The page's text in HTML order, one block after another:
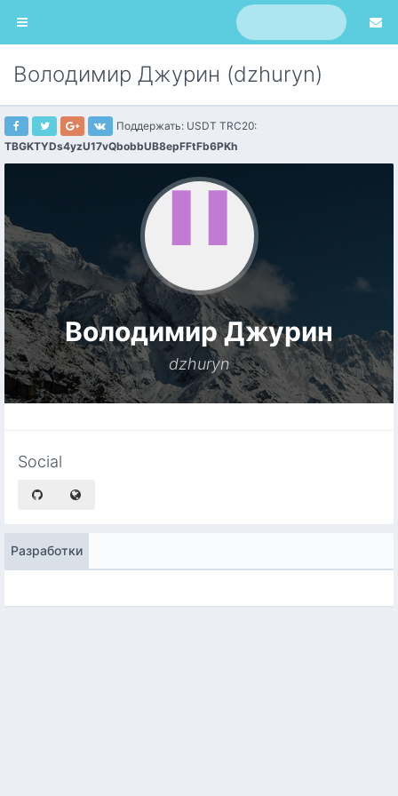
Володимир Джурин (dzhuryn)
Поддержать: USDT TRC20:
TBGKTYDs4yzU17vQbobbUB8epFFtFb6PKh
Володимир Джурин
dzhuryn
Social
Разработки